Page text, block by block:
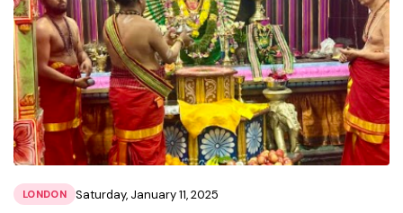
LONDON Saturday, January 11, 2025